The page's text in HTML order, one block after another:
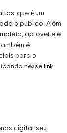
que é um
o público. Além
aproveite e
é
para o
nesselink.
digitar seu